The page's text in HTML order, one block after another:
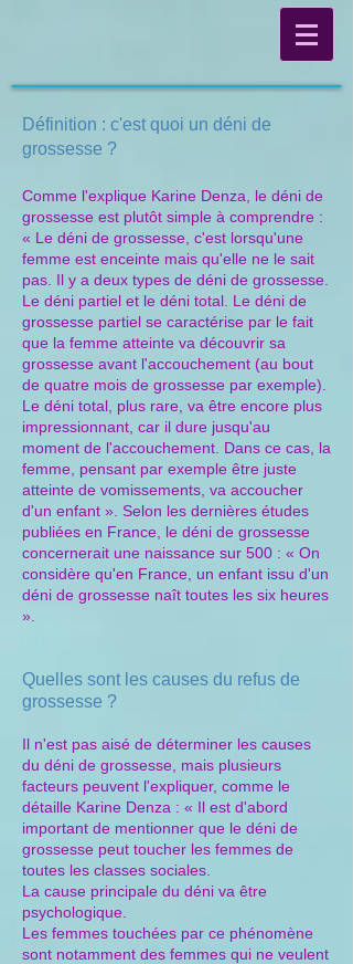
Définition : c'est quoi un déni de
grossesse ?
Comme l'explique Karine Denza, le déni de
grossesse est plutôt simple à comprendre :
« Le déni de grossesse, c'est lorsqu'une
femme est enceinte mais qu'elle ne le sait
pas. Il y a deux types de déni de grossesse.
Le déni partiel et le déni total. Le déni de
grossesse partiel se caractérise par le fait
que la femme atteinte va découvrir sa
grossesse avant l'accouchement (au bout
de quatre mois de grossesse par exemple).
Le déni total, plus rare, va être encore plus
impressionnant, car il dure jusqu'au
moment de l'accouchement. Dans ce cas, la
femme, pensant par exemple être juste
atteinte de vomissements, va accoucher
d'un enfant ». Selon les dernières études
publiées en France, le déni de grossesse
concernerait une naissance sur 500 : « On
considère qu'en France, un enfant issu d'un
déni de grossesse naît toutes les six heures
».
Quelles sont les causes du refus de
grossesse ?
Il n'est pas aisé de déterminer les causes
du déni de grossesse, mais plusieurs
facteurs peuvent l'expliquer, comme le
détaille Karine Denza : « Il est d'abord
important de mentionner que le déni de
grossesse peut toucher les femmes de
toutes les classes sociales.
La cause principale du déni va être
psychologique.
Les femmes touchées par ce phénomène
sont notamment des femmes qui ne veulent